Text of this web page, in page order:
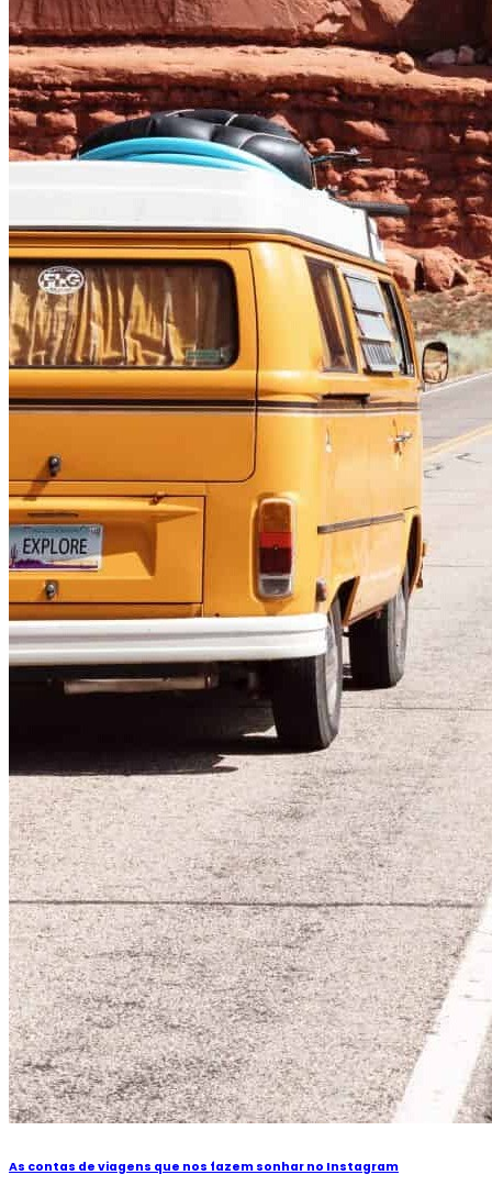
As contas de viagens que nos fazem sonhar no Instagram